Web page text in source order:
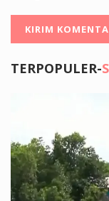
TERPOPULER-